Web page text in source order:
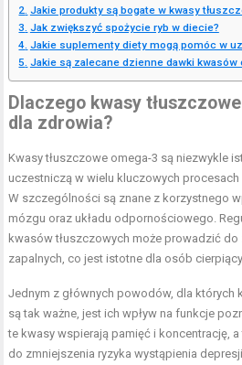
Jakie produkty są bogate w kwasy
Jak zwiększyć spożycie ryb w diecie?
Jakie suplementy diety mogą pomóc w
Jakie są zalecane dzienne dawki kwasów
Dlaczego kwasy
dla zdrowia?
Kwasy tłuszczowe omega-3 są niezwykle
uczestniczą w wielu kluczowych
W szczególności są znane z korzystnego
mózgu oraz układu odpornościowego.
kwasów tłuszczowych może prowadzić
zapalnych, co jest istotne dla osób
Jednym z głównych powodów, dla których
są tak ważne, jest ich wpływ na funkcje
te kwasy wspierają pamięć i koncentrację,
do zmniejszenia ryzyka wystąpienia